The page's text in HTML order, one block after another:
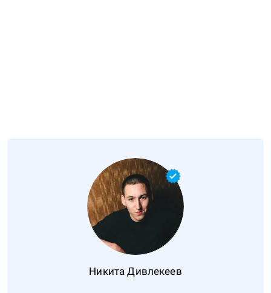
Никита Дивлекеев